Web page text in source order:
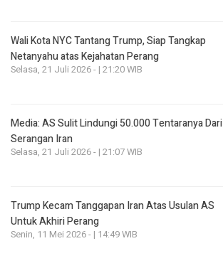
Wali Kota NYC Tantang Trump, Siap Tangkap
Netanyahu atas Kejahatan Perang
Selasa, 21 Juli 2026 - | 21:20 WIB
Media: AS Sulit Lindungi 50.000 Tentaranya Dari
Serangan Iran
Selasa, 21 Juli 2026 - | 21:07 WIB
Trump Kecam Tanggapan Iran Atas Usulan AS
Untuk Akhiri Perang
Senin, 11 Mei 2026 - | 14:49 WIB